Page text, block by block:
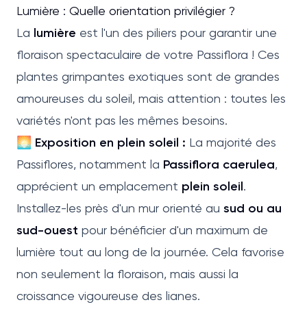
Lumière : Quelle orientation privilégier ?
La lumière est l'un des piliers pour garantir une
floraison spectaculaire de votre Passiflora ! Ces
plantes grimpantes exotiques sont de grandes
amoureuses du soleil, mais attention : toutes les
variétés n'ont pas les mêmes besoins.
🌅 Exposition en plein soleil : La majorité des
Passiflores, notamment la Passiflora caerulea,
apprécient un emplacement plein soleil.
Installez-les près d'un mur orienté au sud ou au
sud-ouest pour bénéficier d'un maximum de
lumière tout au long de la journée. Cela favorise
non seulement la floraison, mais aussi la
croissance vigoureuse des lianes.